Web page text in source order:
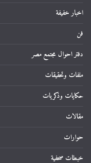
اخبار خفيفة
فن
دفتر احوال مجتمع مصر
ملفات وتحقيقات
حكايات وذكريات
مقالات
حوارات
خبطات صحفية